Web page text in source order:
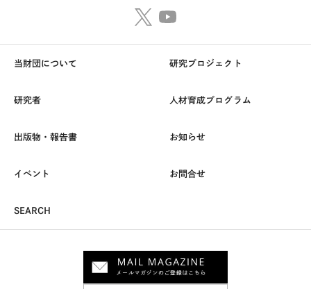
当財団について 研究プロジェクト
研究者 人材育成プログラム
出版物・報告書 お知らせ
イベント お問合せ
SEARCH